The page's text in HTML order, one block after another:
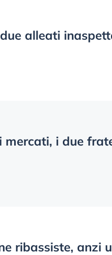
alleati
mercati, i due
ribassiste, anzi